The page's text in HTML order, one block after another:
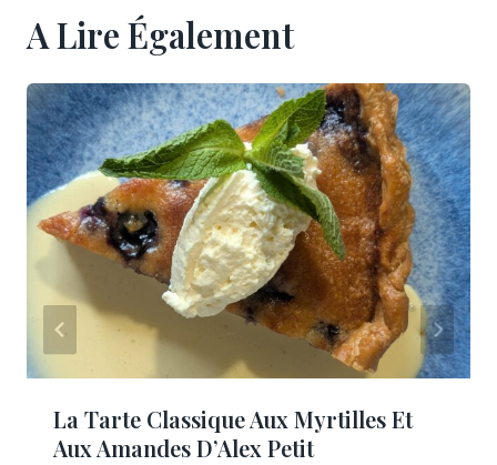
A Lire Également
La Tarte Classique Aux Myrtilles Et
Aux Amandes D’Alex Petit